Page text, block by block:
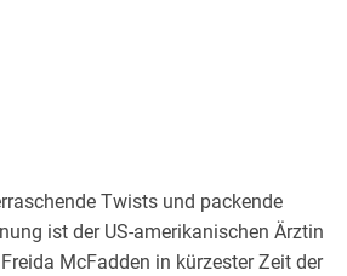
Twists und packende
ist der US-amerikanischen Ärztin
McFadden in kürzester Zeit der